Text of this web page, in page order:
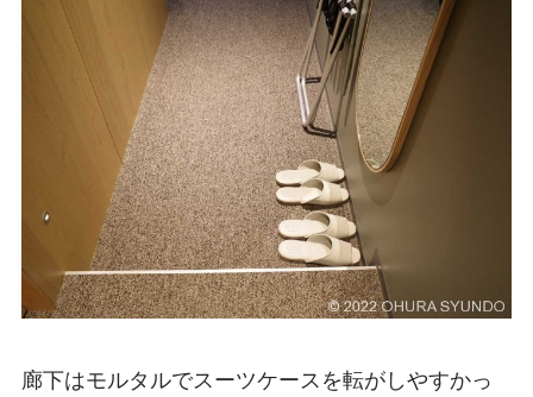
廊下はモルタルでスーツケースを転がしやすかっ